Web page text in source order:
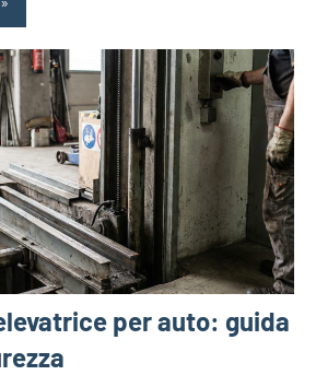
per auto: guida